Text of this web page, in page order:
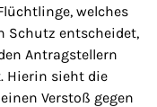
welches
Schutz entscheidet,
Antragstellern
Hierin sieht die
Verstoß gegen